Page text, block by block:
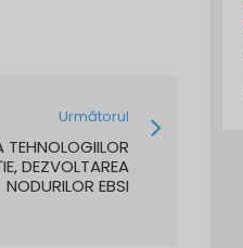
Următorul
TEHNOLOGIILOR
DEZVOLTAREA
NODURILOR EBSI